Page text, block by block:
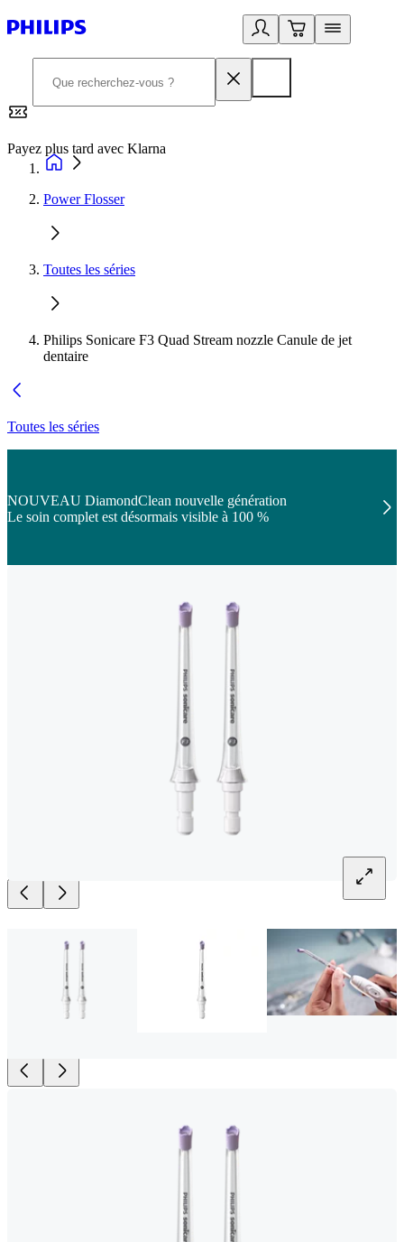
Payez plus tard avec Klarna
Power Flosser
Toutes les séries
Philips Sonicare F3 Quad Stream nozzle Canule de jet
dentaire
Toutes les séries
NOUVEAU DiamondClean nouvelle génération
Le soin complet est désormais visible à 100 %